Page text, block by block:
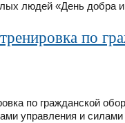
людей «День добра
по
по гражданской
управления и